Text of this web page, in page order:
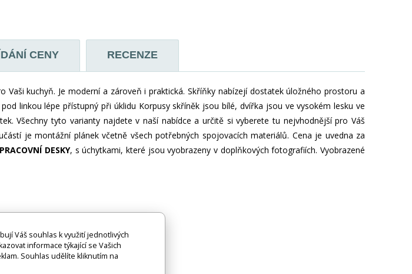
CENY RECENZE
Vaši kuchyň. Je moderní a zároveň i praktická. Skříňky nabízejí dostatek úložného prostoru a
linkou lépe přístupný při úklidu Korpusy skříněk jsou bílé, dvířka jsou ve vysokém lesku ve
Všechny tyto varianty najdete v naší nabídce a určitě si vyberete tu nejvhodnější pro Váš
je montážní plánek včetně všech potřebných spojovacích materiálů. Cena je uvedna za
DESKY, s úchytkami, které jsou vyobrazeny v doplňkových fotografiích. Vyobrazené
v.40 cm, hl.30 cm
Váš souhlas k využití jednotlivých
informace týkající se Vašich
Souhlas udělíte kliknutím na